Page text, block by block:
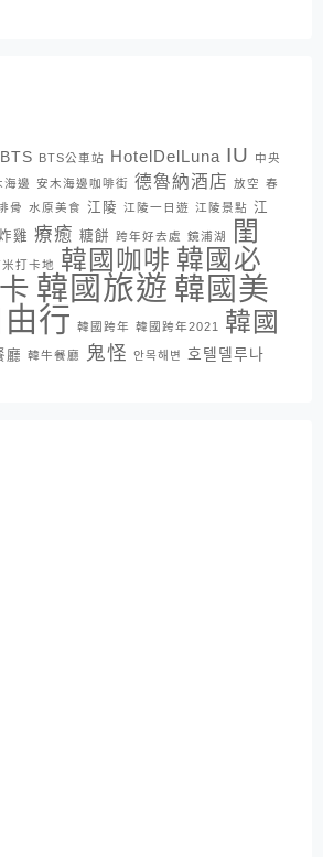
BTS BTS公車站 HotelDelLuna IU
中央
海邊 安木海邊咖啡街 德魯納酒店 放空 春
骨 水原美食 江陵 江陵一日遊 江陵景點 江
雞 療癒 糖餅 跨年好去處 鏡浦湖
閨
米打卡地 韓國咖啡 韓國必
韓國旅遊 韓國美
行 韓國跨年 韓國跨年2021
韓國
廳 韓牛餐廳 鬼怪 안목해변 호텔델루나